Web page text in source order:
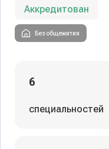
Аккредитован
Без общежития
6
специальностей